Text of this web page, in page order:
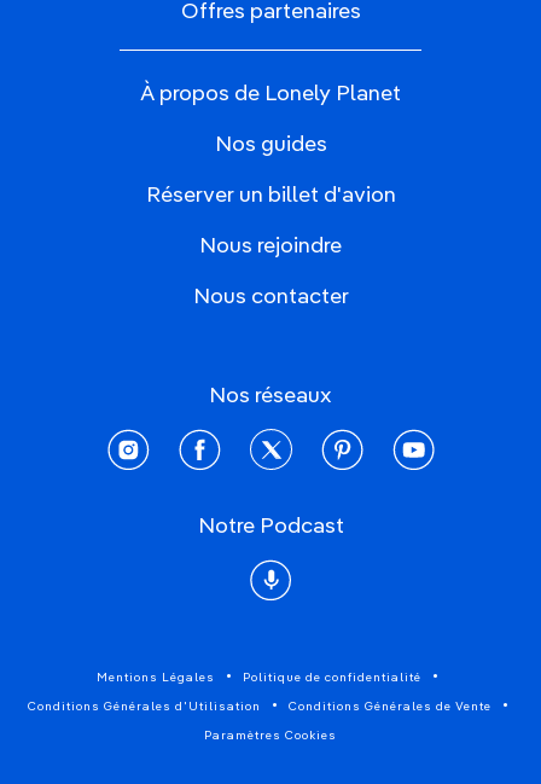
Offres partenaires
À propos de Lonely Planet
Nos guides
Réserver un billet d'avion
Nous rejoindre
Nous contacter
Nos réseaux
instagramfacebooktwitter pinterestyoutube
Notre Podcast
Podcast
Mentions Légales Politique de confidentialité
Conditions Générales d'Utilisation Conditions Générales de Vente
Paramètres Cookies